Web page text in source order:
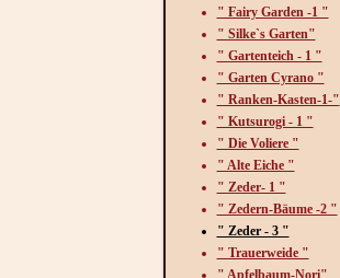
" Fairy Garden -1 "
" Silke`s Garten"
" Gartenteich - 1 "
" Garten Cyrano "
" Ranken-Kasten-1-"
" Kutsurogi - 1 "
" Die Voliere "
" Alte Eiche "
" Zeder- 1 "
" Zedern-Bäume -2 "
" Zeder - 3 "
" Trauerweide "
" Apfelbaum-Nori"